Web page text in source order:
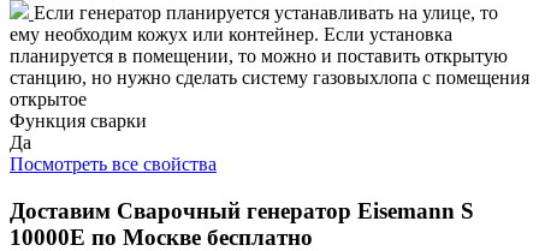
Если генератор планируется устанавливать на улице, то
ему необходим кожух или контейнер. Если установка
планируется в помещении, то можно и поставить открытую
станцию, но нужно сделать систему газовыхлопа с помещения
открытое
Функция сварки
Да
Посмотреть все свойства
Доставим Сварочный генератор Eisemann S
10000E по Москве бесплатно